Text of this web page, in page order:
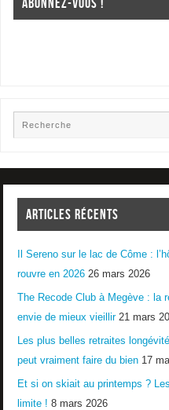
ARTICLES RÉCENTS
Il Sereno sur le lac de Côme :
rouvre en 2026 26 mars 2026
The Recode Club à Megève : la
envie de mieux vieillir 21 mars
Les plus belles retraites
peut vraiment faire du bien 17
Et si on skiait au printemps ?
limite ! 8 mars 2026